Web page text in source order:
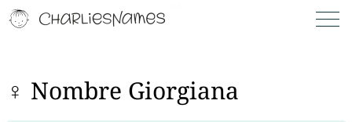
♀ Nombre Giorgiana